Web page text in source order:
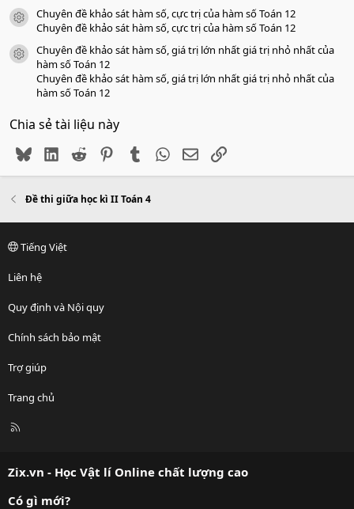
icon tài liệu
Chuyên đề khảo sát hàm số, cực trị của hàm số Toán 12
Chuyên đề khảo sát hàm số, cực trị của hàm số Toán 12
icon tài liệu
Chuyên đề khảo sát hàm số, giá trị lớn nhất giá trị nhỏ nhất của
hàm số Toán 12
Chuyên đề khảo sát hàm số, giá trị lớn nhất giá trị nhỏ nhất của
hàm số Toán 12
Chia sẻ tài liệu này
BlueskyLinkedIn
Reddit PinterestTumblr WhatsApp
EmailLink
Đề thi giữa học kì II Toán 4
Tiếng Việt
Liên hệ
Quy định và Nội quy
Chính sách bảo mật
Trợ giúp
Trang chủ
R
Zix.vn - Học Vật lí Online chất lượng cao
Có gì mới?